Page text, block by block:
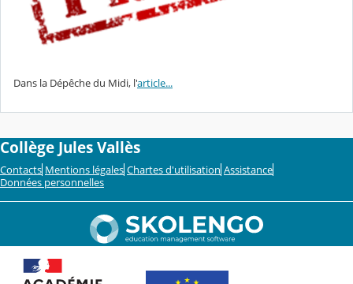
Dans la Dépêche du Midi, l'article...
Collège Jules Vallès
Contacts Mentions légales Chartes d'utilisation Assistance
Données personnelles